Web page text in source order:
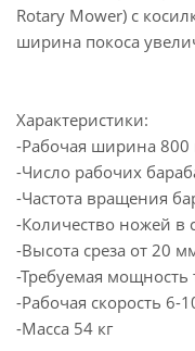
Rotary Mower) с
ширина покоса
Характеристики:
-Рабочая ширина
-Число рабочих
-Частота вращения
-Количество ножей в
-Высота среза от 20
-Требуемая мощность
-Рабочая скорость 6-
-Масса 54 кг